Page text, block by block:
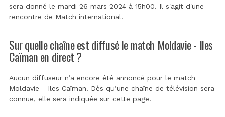
sera donné le mardi 26 mars 2024 à 15h00. Il s'agit d'une
rencontre de Match international.
Sur quelle chaîne est diffusé le match Moldavie - Iles
Caïman en direct ?
Aucun diffuseur n’a encore été annoncé pour le match
Moldavie - Iles Caïman. Dès qu’une chaîne de télévision sera
connue, elle sera indiquée sur cette page.